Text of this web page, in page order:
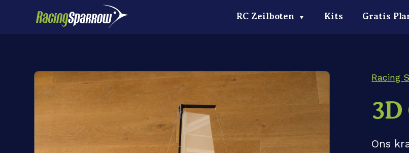
RC Zeilboten ▼ Kits Gratis
Racing
Ons